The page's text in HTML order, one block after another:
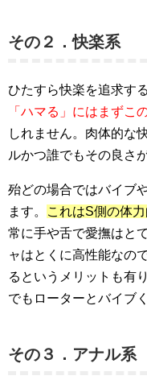
その２．快楽系
ひたすら快楽を追求す
「ハマる」にはまずこ
しれません。肉体的な
ルかつ誰でもその良さ
殆どの場合ではバイブ
ます。
これはS側の体
常に手や舌で愛撫はと
ャはとくに高性能なの
るというメリットも有
でもローターとバイブ
その３．アナル系